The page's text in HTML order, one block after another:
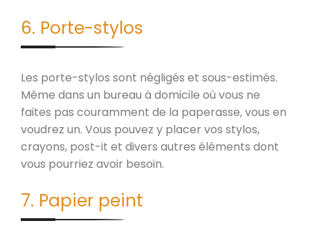
6. Porte-stylos
Les porte-stylos sont négligés et sous-estimés.
Même dans un bureau à domicile où vous ne
faites pas couramment de la paperasse, vous en
voudrez un. Vous pouvez y placer vos stylos,
crayons, post-it et divers autres éléments dont
vous pourriez avoir besoin.
7. Papier peint